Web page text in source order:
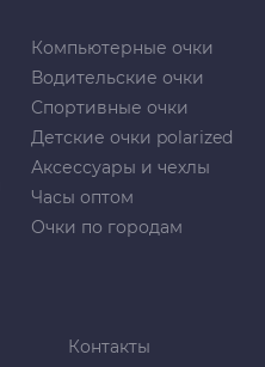
Компьютерные очки
Водительские очки
Спортивные очки
Детские очки polarized
Аксессуары и чехлы
Часы оптом
Очки по городам
Контакты